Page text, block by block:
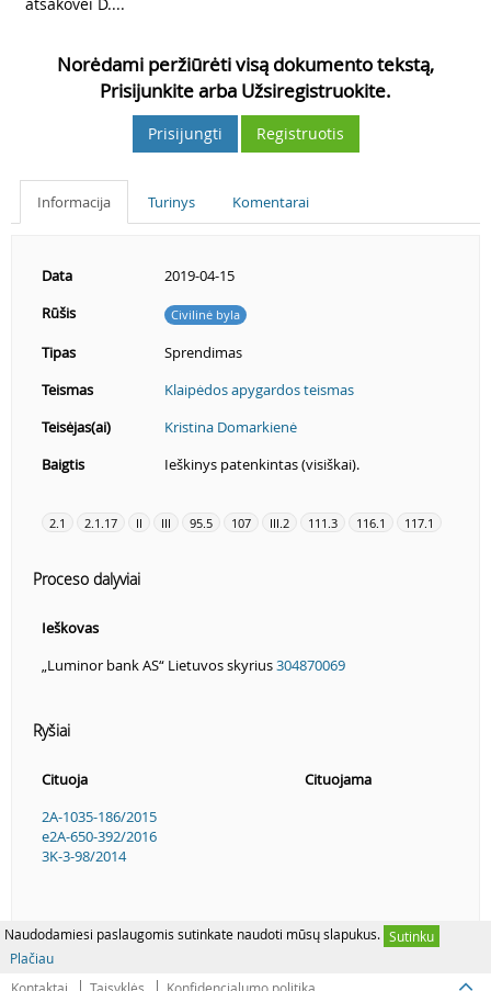
Naudodamiesi paslaugomis sutinkate naudoti mūsų slapukus. Sutinku
Plačiau
Norėdami peržiūrėti visą dokumento tekstą,
Prisijunkite arba Užsiregistruokite.
Prisijungti Registruotis
Informacija Turinys Komentarai
Data
2019-04-15
Rūšis
Civilinė byla
Tipas
Sprendimas
Teismas
Klaipėdos apygardos teismas
Teisėjas(ai)
Kristina Domarkienė
Baigtis
Ieškinys patenkintas (visiškai).
2.1 2.1.17 II III 95.5 107 III.2 111.3 116.1 117.1
Proceso dalyviai
Ieškovas
„Luminor bank AS“ Lietuvos skyrius304870069
Ryšiai
Cituoja
Cituojama
2A-1035-186/2015
e2A-650-392/2016
3K-3-98/2014
Kontaktai Taisyklės Konfidencialumo politika